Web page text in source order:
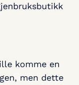
komme en
men dette